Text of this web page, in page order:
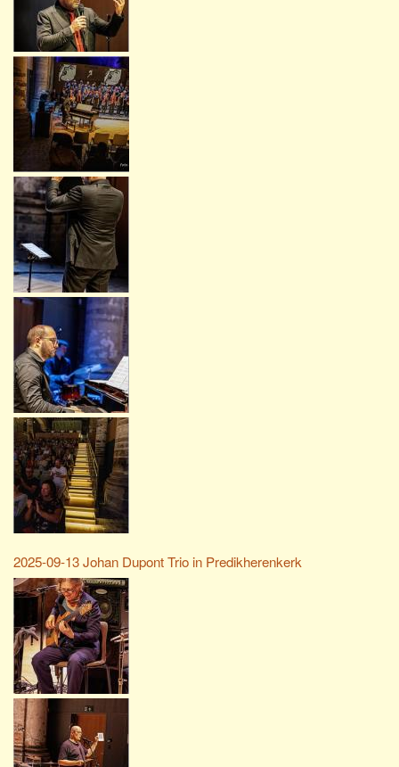
2025-09-13 Johan Dupont Trio in Predikherenkerk